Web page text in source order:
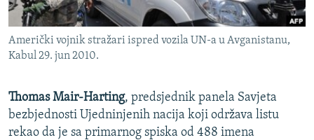
GENOCID U SREBRENICI
POPLAVE I KLIZIŠTA U BIH 2024.
POST SCRIPTUM
MOJA EVROPA
PRATITE NAS
Američki vojnik stražari ispred vozila UN-a u Avganistanu,
Kabul 29. jun 2010.
Thomas Mair-Harting, predsjednik panela Savjeta
bezbjednosti Ujedninjenih nacija koji održava listu
rekao da je sa primarnog spiska od 488 imena